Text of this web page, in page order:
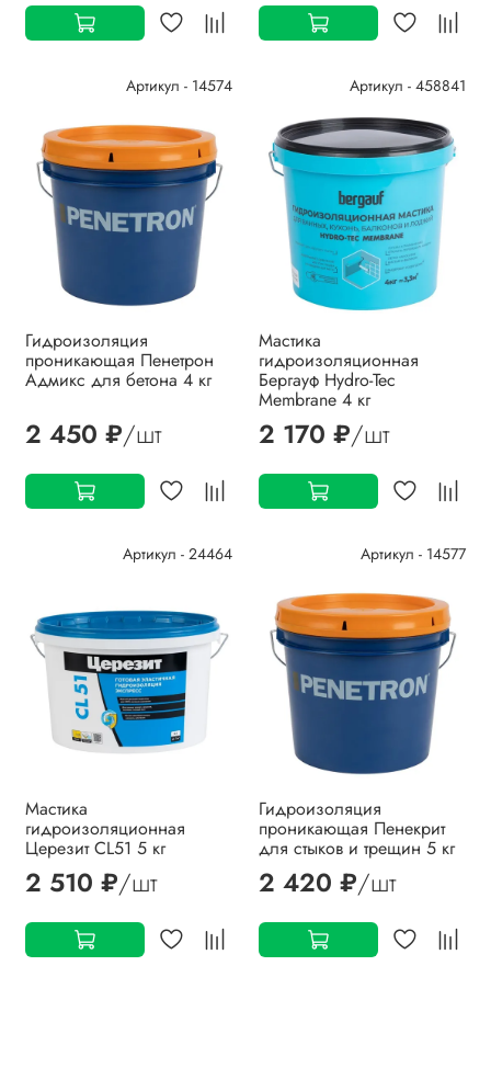
Артикул - 14574
Гидроизоляция
проникающая Пенетрон
Адмикс для бетона 4 кг
2 450 ₽/шт
Артикул - 458841
Мастика
гидроизоляционная
Бергауф Hydro-Tec
Membrane 4 кг
2 170 ₽/шт
Артикул - 24464
Мастика
гидроизоляционная
Церезит CL51 5 кг
2 510 ₽/шт
Артикул - 14577
Гидроизоляция
проникающая Пенекрит
для стыков и трещин 5 кг
2 420 ₽/шт